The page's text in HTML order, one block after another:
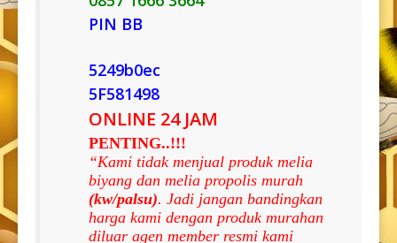
PIN BB
5249b0ec
5F581498
ONLINE 24 JAM
PENTING..!!!
“Kami tidak menjual produk melia
biyang dan melia propolis murah
(kw/palsu). Jadi jangan bandingkan
harga kami dengan produk murahan
diluar agen member resmi kami